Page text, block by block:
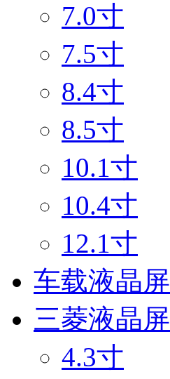
7.0寸
7.5寸
8.4寸
8.5寸
10.1寸
10.4寸
12.1寸
车载液晶屏
三菱液晶屏
4.3寸